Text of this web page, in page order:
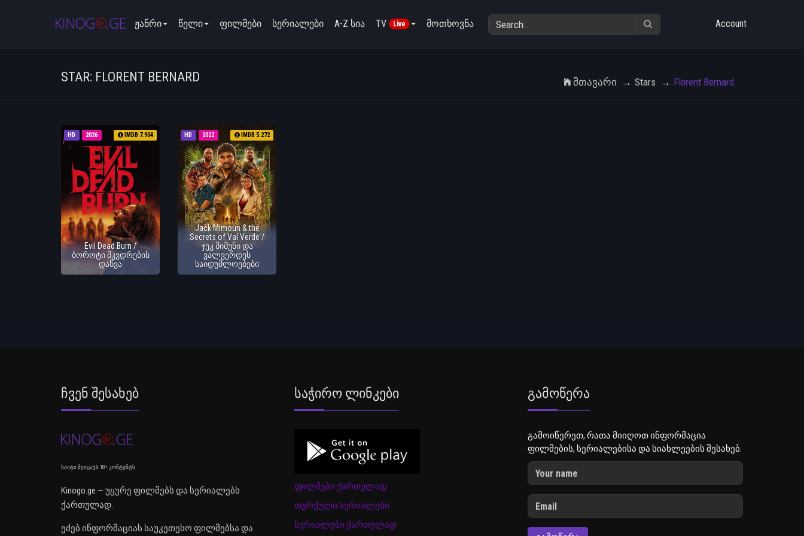
ჟანრი წელი ფილმები სერიალები A-Z სია TV Live მოთხოვნა Account
STAR: FLORENT BERNARD Მთავარი Stars Florent Bernard
HD 2026 IMDB 7.904
Evil Dead Burn /
ბოროტი მკვდრების
დაწვა
HD 2022 IMDB 5.272
Jack Mimoun & the
Secrets of Val Verde /
ჯეკ მიმუნი და
ვალვერდეს
საიდუმლოებები
Ჩვენ Შესახებ
საიტი შეიცავს 18+ კონტენტს
Kinogo.ge — უყურე ფილმებს და სერიალებს
ქართულად.
ეძებ ინფორმაციას საუკეთესო ფილმებსა და
Საჭირო Ლინკები
ფილმები ქართულად
თურქული სერიალები
სერიალები ქართულად
Გამოწერა
გამოიწერეთ, რათა მიიღოთ ინფორმაცია
ფილმების, სერიალებისა და სიახლეების შესახებ.